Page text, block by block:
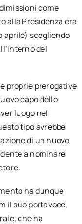
come
alla Presidenza era
aprile) scegliendo
del
proprie prerogative
capo dello
luogo nel
tipo avrebbe
di un nuovo
a nominare
ha dunque
il suo portavoce,
che ha